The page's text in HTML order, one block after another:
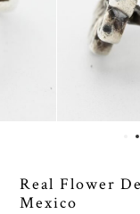
Real Flower
Mexico